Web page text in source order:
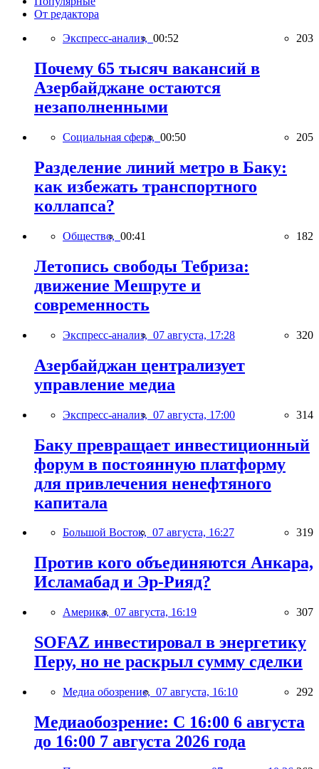
От редактора
Экспресс-анализ, 00:52 203
Почему 65 тысяч вакансий в
Азербайджане остаются
незаполненными
Социальная сфера, 00:50 205
Разделение линий метро в Баку:
как избежать транспортного
коллапса?
Общество, 00:41 182
Летопись свободы Тебриза:
движение Мешруте и
современность
Экспресс-анализ, 07 августа, 17:28 320
Азербайджан централизует
управление медиа
Экспресс-анализ, 07 августа, 17:00 314
Баку превращает инвестиционный
форум в постоянную платформу
для привлечения ненефтяного
капитала
Большой Восток, 07 августа, 16:27 319
Против кого объединяются Анкара,
Исламабад и Эр-Рияд?
Америка, 07 августа, 16:19 307
SOFAZ инвестировал в энергетику
Перу, но не раскрыл сумму сделки
Медиа обозрение, 07 августа, 16:10 292
Медиаобозрение: С 16:00 6 августа
до 16:00 7 августа 2026 года